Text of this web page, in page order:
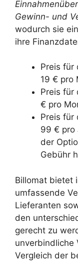
Gewinn- und
wodurch sie
ihre
Preis für
19 € pro
Preis für
€ pro
Preis für
99 € pro
der
Gebühr
Billomat bietet
umfassende
Lieferanten
den
gerecht zu
unverbindliche
Vergleich der